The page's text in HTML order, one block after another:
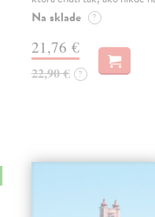
Na sklade ?
21,76 €
22,90 € ?